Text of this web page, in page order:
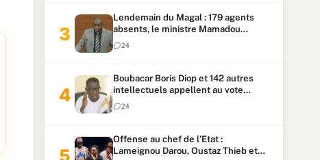
Lendemain du Magal : 179 agents
absents, le ministre Mamadou
Lamine Dianté exige des explications
24
Boubacar Boris Diop et 142 autres
intellectuels appellent au vote
urgent de la révision
constitutionnelle
24
Offense au chef de l’Etat :
Lameignou Darou, Oustaz Thieb et